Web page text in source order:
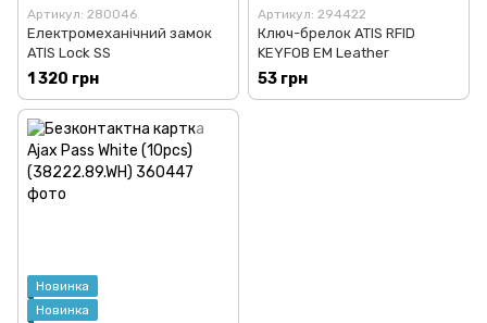
Артикул: 280046
Електромеханічний замок
ATIS Lock SS
1 320 грн
Артикул: 294422
Ключ-брелок ATIS RFID
KEYFOB EM Leather
53 грн
Новинка
Новинка